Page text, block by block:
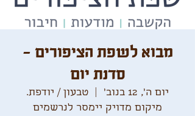
מבוא לשפת הציפורים -
סדנת יום
יום ה׳, 12 בנוב׳
טבעון / יודפת.
מיקום מדויק יימסר לנרשמים